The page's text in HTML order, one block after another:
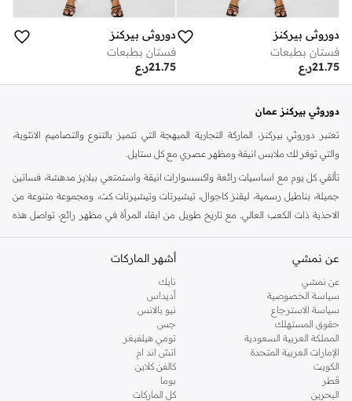
دوروثي بيركنز
فستان بطبعات
ر.ع21.75
دوروثي بيركنز
فستان بطبعات
ر.ع21.75
دوروثي بيركنز عمان
تعتبر دوروثي بيركنز، الماركة التجارية المبهجة التي تتميز بالتنوع والتصاميم الانثوية،
والتي توفر لك ملابس انيقة ومظهر عصري مع كل ستايل.
تألقي كل يوم مع اساسيات رائعة واكسسوارات انيقة واستمتعي ببلايز مدهشة، فساتين
جميلة، بناطيل رسمية، ليقنز كاجوال، تيشيرتات وتيشيرتات كت، ومجموعة متنوعة من
الاحذية ذات الكعب العالي. مع تاريخ طويل من ابقاء المرأة في مظهر رائع، تواصل هذه
كنت تقومين بتجديد خزانة ملابسك الملائمة للعمل، البحث عن فستان مثالي للحفلات او
اليه.
تسوقي دوروثي بيركنز اون لاين مسقط
تسوقي دوروثي بيركنز اون لاين من نمشي واستمتعي باكثر من الف ستايل من مجموعة
دوروثي بيركنز الشهيرة. تصفحي المجموعة كاملة في متجر دوروثي بيركنز اون لاين او
استخدمي القائمة لتحديد تجربة تسوق دوروثي بيركنز اون لاين. خدمة التوصيل السريعة
والدعم الاستثنائي يضمن لك تجربة تسوق ممتعة دائما مع نمشي.
عن نمشي
عن نمشي
سياسة الخصوصية
سياسة الاسترجاع
حقوق المستهلك
المملكة العربية السعودية
الإمارات العربية المتحدة
الكويت
قطر
البحرين
أشهر الماركات
نايك
أديداس
نيو بالانس
جس
تومي هيلفيغر
اتش اند ام
كالفن كلاين
بوما
كل الماركات